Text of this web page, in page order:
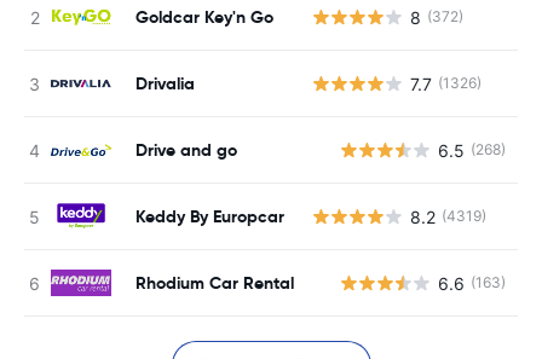
Goldcar Key'n Go 8 (372)
Drivalia 7.7 (1326)
Drive and go 6.5 (268)
Keddy By Europcar 8.2 (4319)
Rhodium Car Rental 6.6 (163)